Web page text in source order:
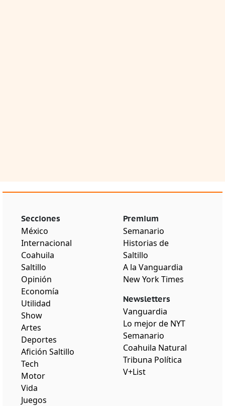
Secciones
México
Internacional
Coahuila
Saltillo
Opinión
Economía
Utilidad
Show
Artes
Deportes
Afición Saltillo
Tech
Motor
Vida
Juegos
Premium
Semanario
Historias de
Saltillo
A la Vanguardia
New York Times
Newsletters
Vanguardia
Lo mejor de NYT
Semanario
Coahuila Natural
Tribuna Política
V+List